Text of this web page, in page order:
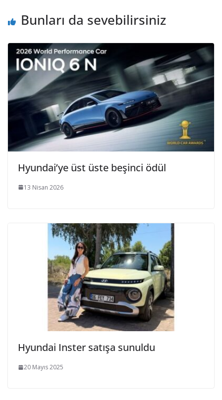
Bunları da sevebilirsiniz
Hyundai’ye üst üste beşinci ödül
13 Nisan 2026
Hyundai Inster satışa sunuldu
20 Mayıs 2025